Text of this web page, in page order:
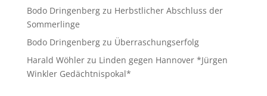
Bodo Dringenbergzu Herbstlicher Abschluss der
Sommerlinge
Bodo Dringenbergzu Überraschungserfolg
Harald Wöhlerzu Linden gegen Hannover *Jürgen
Winkler Gedächtnispokal*